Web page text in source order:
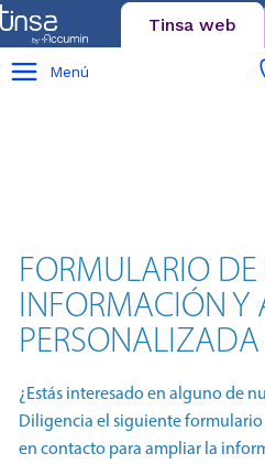
Tinsa web
Menú
FORMULARIO
INFORMACIÓN Y
PERSONALIZADA
¿Estás interesado en alguno de
Diligencia el siguiente
en contacto para ampliar la